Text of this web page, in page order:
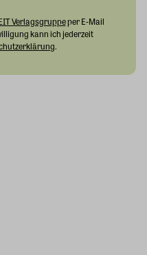
Verlagsgruppeper E-Mail
kann ich jederzeit
.